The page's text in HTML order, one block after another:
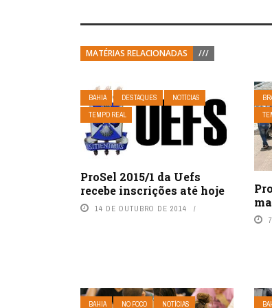
MATÉRIAS RELACIONADAS ///
BAHIA DESTAQUES
NOTÍCIAS
TEMPO REAL
ProSel 2015/1 da Uefs
recebe inscrições até hoje
14 DE OUTUBRO DE 2014
BAHIA NO FOCO
NOTÍCIAS